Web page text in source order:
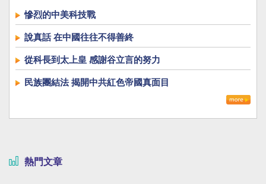
慘烈的中美科技戰
說真話 在中國往往不得善終
從科長到太上皇 感謝谷立言的努力
民族團結法 揭開中共紅色帝國真面目
熱門文章